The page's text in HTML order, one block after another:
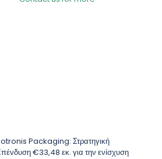
Packaging: Στρατηγική
€33,48 εκ. για την ενίσχυση